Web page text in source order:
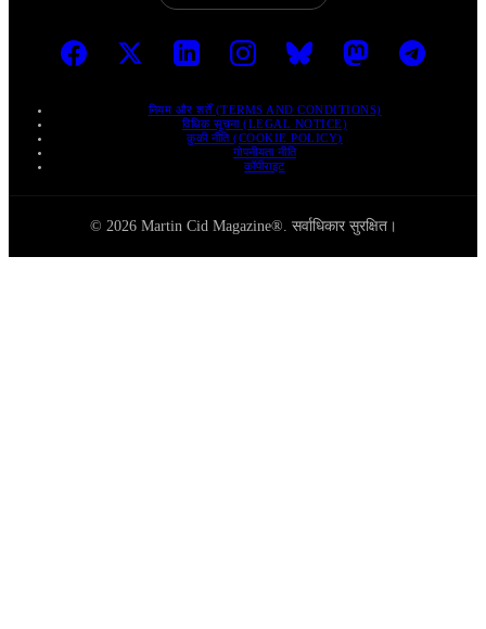
नियम और शर्तें (TERMS AND CONDITIONS)
विधिक सूचना (LEGAL NOTICE)
कुकी नीति (COOKIE POLICY)
गोपनीयता नीति
कॉपीराइट
© 2026 Martin Cid Magazine®. सर्वाधिकार सुरक्षित।